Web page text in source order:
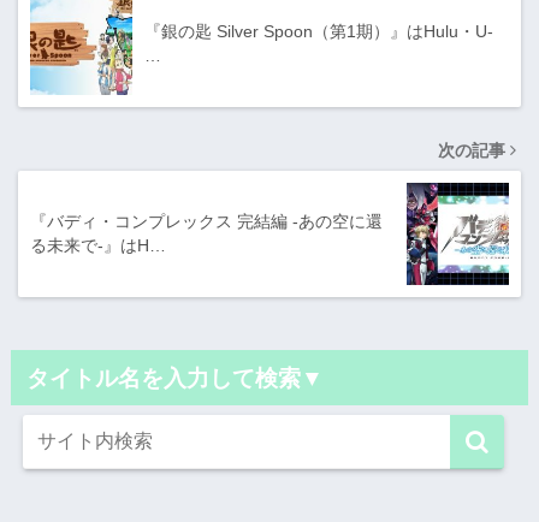
『銀の匙 Silver Spoon（第1期）』はHulu・U-
次の記事
『バディ・コンプレックス 完結編 -あの空に還
る未来で-』はH…
タイトル名を入力して検索▼